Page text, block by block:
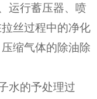
运行蓄压器、喷
丝过程中的净化
缩气体的除油除
水的予处理过